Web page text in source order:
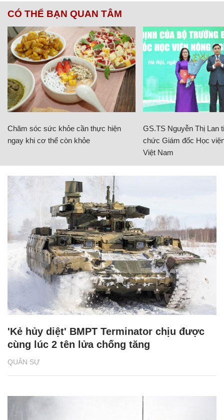
CÓ THỂ BẠN QUAN TÂM
Chăm sóc sức khỏe cần thực hiện
ngay khi cơ thể còn khỏe
GS.TS Nguyễn Thị Lan
chức Giám đốc Học
Việt Nam
QUÂN SỰ
'Kẻ hủy diệt' BMPT Terminator chịu được
cùng lúc 2 tên lửa chống tăng